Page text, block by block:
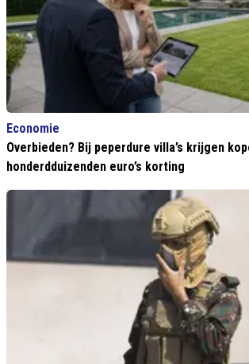
Economie
Overbieden? Bij peperdure villa’s krijgen
honderdduizenden euro’s korting